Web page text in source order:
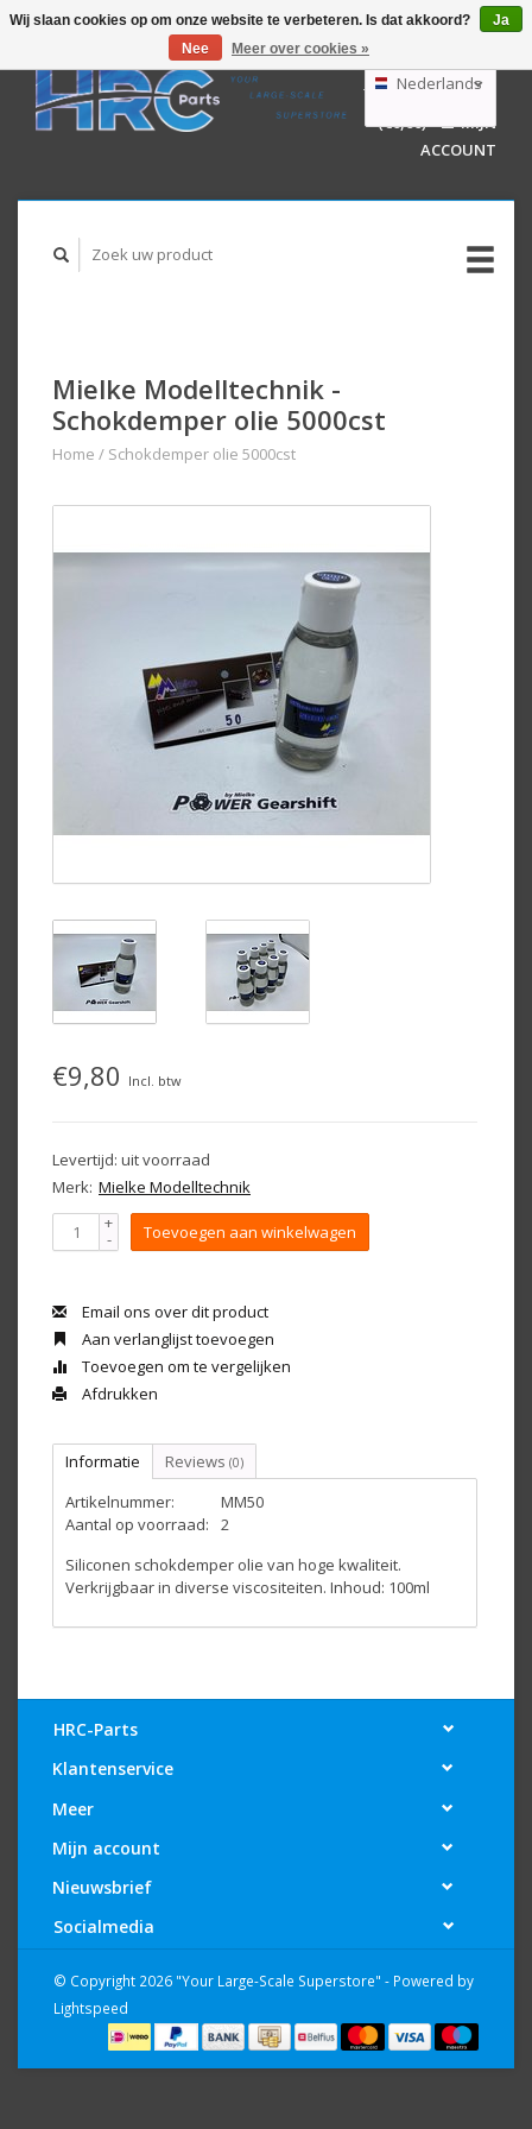
GBP
AUD
Nederlands
Deutsch
English
WINKELWAGEN
(€0,00)
MIJN
ACCOUNT
Mielke Modelltechnik -
Schokdemper olie 5000cst
Home / Schokdemper olie 5000cst
€9,80 Incl. btw
Levertijd: uit voorraad
Merk: Mielke Modelltechnik
+
- Toevoegen aan winkelwagen
Email ons over dit product
Aan verlanglijst toevoegen
Toevoegen om te vergelijken
Afdrukken
Informatie Reviews (0)
Artikelnummer:
MM50
Aantal op voorraad:
2
Siliconen schokdemper olie van hoge kwaliteit.
Verkrijgbaar in diverse viscositeiten. Inhoud: 100ml
HRC-Parts
Klantenservice
Meer
Mijn account
Nieuwsbrief
Socialmedia
© Copyright 2026 "Your Large-Scale Superstore" - Powered by
Lightspeed
Wij slaan cookies op om onze website te verbeteren. Is dat akkoord?
Ja
Nee
Meer over cookies »